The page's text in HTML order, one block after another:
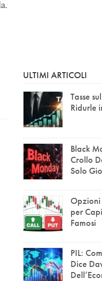
ULTIMI ARTICOLI
Tasse
Ridurle
Black
Crollo
Solo
Opzioni
per
Famosi
PIL:
Dice